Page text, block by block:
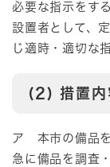
必要な指示をす
設置者として、
じ適時・適切な
(2) 措置内
ア 本市の備品
急に備品を調査